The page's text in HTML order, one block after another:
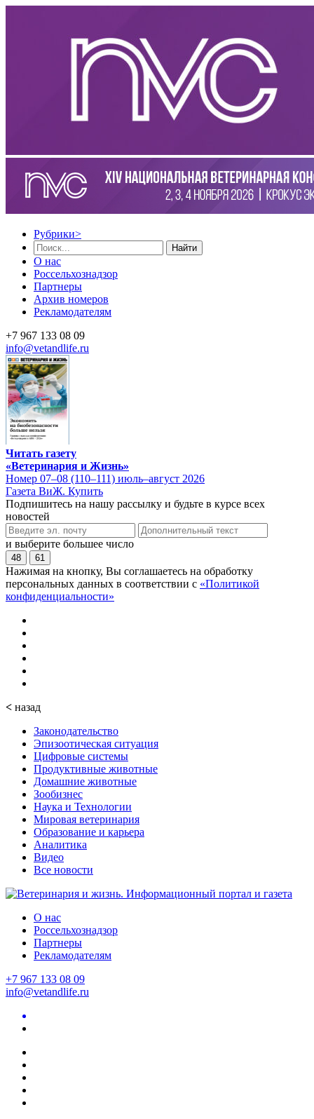
Рубрики>
Найти
О нас
Россельхознадзор
Партнеры
Архив номеров
Рекламодателям
+7 967 133 08 09
info@vetandlife.ru
Читать газету
«Ветеринария и Жизнь»
Номер 07–08 (110–111) июль–август 2026
Газета ВиЖ. Купить
Подпишитесь на нашу рассылку и будьте в курсе всех
новостей
и выберите большее число
48 61
Нажимая на кнопку, Вы соглашаетесь на обработку
персональных данных в соответствии с «Политикой
конфиденциальности»
< назад
Законодательство
Эпизоотическая ситуация
Цифровые системы
Продуктивные животные
Домашние животные
Зообизнес
Наука и Технологии
Мировая ветеринария
Образование и карьера
Аналитика
Видео
Все новости
О нас
Россельхознадзор
Партнеры
Рекламодателям
+7 967 133 08 09
info@vetandlife.ru